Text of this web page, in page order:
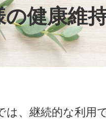
の健康維
は、継続的な利用